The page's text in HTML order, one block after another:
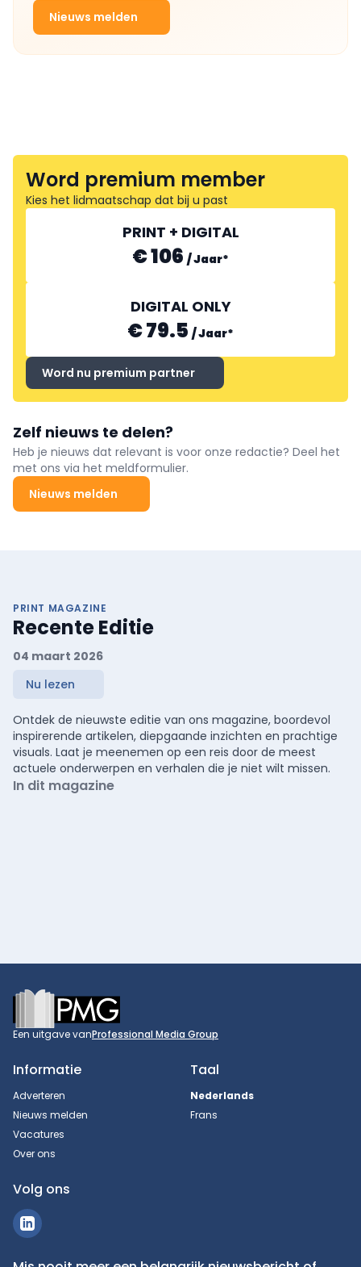
Nieuws melden
Word premium member
Kies het lidmaatschap dat bij u past
PRINT + DIGITAL
€ 106 /Jaar*
DIGITAL ONLY
€ 79.5 /Jaar*
Word nu premium partner
Zelf nieuws te delen?
Heb je nieuws dat relevant is voor onze redactie? Deel het
met ons via het meldformulier.
Nieuws melden
PRINT MAGAZINE
Recente Editie
04 maart 2026
Nu lezen
Ontdek de nieuwste editie van ons magazine, boordevol
inspirerende artikelen, diepgaande inzichten en prachtige
visuals. Laat je meenemen op een reis door de meest
actuele onderwerpen en verhalen die je niet wilt missen.
In dit magazine
Footer
Een uitgave vanProfessional Media Group
Informatie
Adverteren
Nieuws melden
Vacatures
Over ons
Taal
Nederlands
Frans
Volg ons